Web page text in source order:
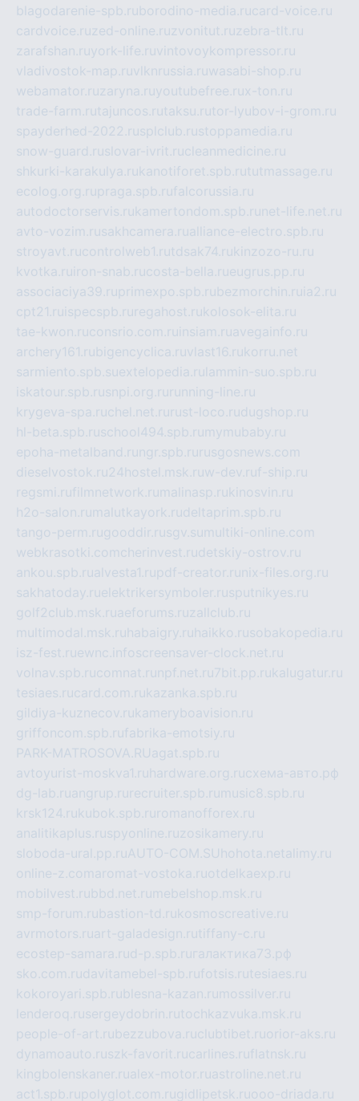
blagodarenie-spb.ruborodino-media.rucard-voice.ru
cardvoice.ruzed-online.ruzvonitut.ruzebra-tlt.ru
zarafshan.ruyork-life.ruvintovoykompressor.ru
vladivostok-map.ruvlknrussia.ruwasabi-shop.ru
webamator.ruzaryna.ruyoutubefree.rux-ton.ru
trade-farm.rutajuncos.rutaksu.rutor-lyubov-i-grom.ru
spayderhed-2022.rusplclub.rustoppamedia.ru
snow-guard.ruslovar-ivrit.rucleanmedicine.ru
shkurki-karakulya.rukanotiforet.spb.rututmassage.ru
ecolog.org.rupraga.spb.rufalcorussia.ru
autodoctorservis.rukamertondom.spb.ru net-life.net.ru
avto-vozim.rusakhcamera.rualliance-electro.spb.ru
stroyavt.rucontrolweb1.rutdsak74.rukinzozo-ru.ru
kvotka.ru iron-snab.rucosta-bella.rueugrus.pp.ru
associaciya39.ruprimexpo.spb.rubezmorchin.ru ia2.ru
cpt21.ru ispecspb.ru regahost.rukolosok-elita.ru
tae-kwon.ruconsrio.com.ru insiam.ruavegainfo.ru
archery161.rubigencyclica.ruvlast16.rukorru.net
sarmiento.spb.suextelopedia.ru lammin-suo.spb.ru
iskatour.spb.rusnpi.org.ru running-line.ru
krygeva-spa.ruchel.net.ru rust-loco.rudugshop.ru
hl-beta.spb.ruschool494.spb.ru mymubaby.ru
epoha-metalband.ru ngr.spb.ru rusgosnews.com
dieselvostok.ru24hostel.msk.ruw-dev.ruf-ship.ru
regsmi.rufilmnetwork.ru malinasp.rukinosvin.ru
h2o-salon.ru malutkayork.rudeltaprim.spb.ru
tango-perm.rugooddir.rusgv.su multiki-online.com
webkrasotki.comcherinvest.rudetskiy-ostrov.ru
ankou.spb.rualvesta1.rupdf-creator.ru nix-files.org.ru
sakhatoday.ruelektrikersymboler.rusputnikyes.ru
golf2club.msk.ruaeforums.ruzallclub.ru
multimodal.msk.ru habaigry.ru haikko.rusobakopedia.ru
isz-fest.ruewnc.infoscreensaver-clock.net.ru
volnav.spb.rucomnat.ru npf.net.ru7bit.pp.rukalugatur.ru
tesiaes.rucard.com.rukazanka.spb.ru
gildiya-kuznecov.rukameryboavision.ru
griffoncom.spb.rufabrika-emotsiy.ru
PARK-MATROSOVA.RUagat.spb.ru
avtoyurist-moskva1.ru hardware.org.ruсхема-авто.рф
dg-lab.ruangrup.ru recruiter.spb.ru music8.spb.ru
krsk124.rukubok.spb.ru romanofforex.ru
analitikaplus.ruspyonline.ruzosikamery.ru
sloboda-ural.pp.ruAUTO-COM.SU hohota.netalimy.ru
online-z.comaromat-vostoka.ruotdelkaexp.ru
mobilvest.rubbd.net.ru mebelshop.msk.ru
smp-forum.rubastion-td.rukosmoscreative.ru
avrmotors.ruart-galadesign.rutiffany-c.ru
ecostep-samara.rud-p.spb.ru галактика73.рф
sko.com.rudavitamebel-spb.rufotsis.rutesiaes.ru
kokoroyari.spb.rublesna-kazan.ru mossilver.ru
lenderoq.rusergeydobrin.rutochkazvuka.msk.ru
people-of-art.rubezzubova.ruclubtibet.ruorior-aks.ru
dynamoauto.ruszk-favorit.rucarlines.ruflatnsk.ru
kingbolenskaner.rualex-motor.ruastroline.net.ru
act1.spb.rupolyglot.com.rugidlipetsk.ruooo-driada.ru